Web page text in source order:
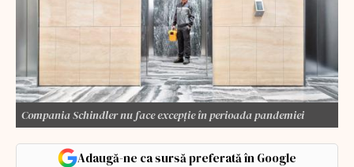
Compania Schindler nu face excepție în perioada pandemiei
Adaugă-ne ca sursă preferată în Google